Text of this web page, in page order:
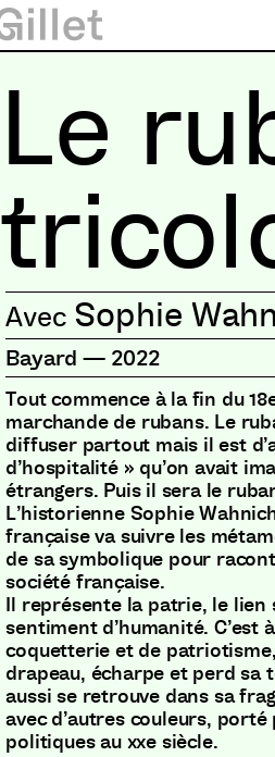
Le
Sophie
Bayard — 2022
Tout commence à la fin du
marchande de rubans. Le
diffuser partout mais il est
d’hospitalité » qu’on avait
étrangers. Puis il sera le
L’historienne Sophie
française va suivre les
de sa symbolique pour
société française.
Il représente la patrie, le lien
sentiment d’humanité. C’est
coquetterie et de
drapeau, écharpe et perd sa
aussi se retrouve dans sa
avec d’autres couleurs, porté
politiques au xxe siècle.